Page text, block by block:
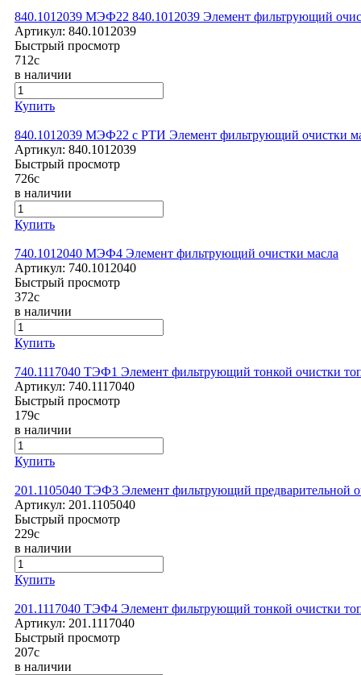
840.1012039 МЭФ22 840.1012039 Элемент фильтрующий
Артикул: 840.1012039
Быстрый просмотр
712c
в наличии
Купить
840.1012039 МЭФ22 с РТИ Элемент фильтрующий очистки
Артикул: 840.1012039
Быстрый просмотр
726c
в наличии
Купить
740.1012040 МЭФ4 Элемент фильтрующий очистки масла
Артикул: 740.1012040
Быстрый просмотр
372c
в наличии
Купить
740.1117040 ТЭФ1 Элемент фильтрующий тонкой очистки
Артикул: 740.1117040
Быстрый просмотр
179c
в наличии
Купить
201.1105040 ТЭФ3 Элемент фильтрующий предварительной
Артикул: 201.1105040
Быстрый просмотр
229c
в наличии
Купить
201.1117040 ТЭФ4 Элемент фильтрующий тонкой очистки
Артикул: 201.1117040
Быстрый просмотр
207c
в наличии